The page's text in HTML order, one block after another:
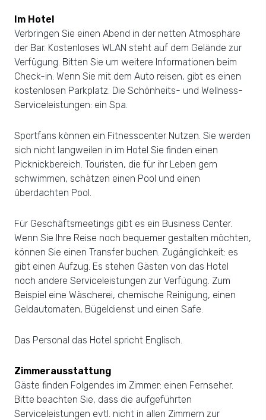
Im Hotel
Verbringen Sie einen Abend in der netten Atmosphäre
der Bar. Kostenloses WLAN steht auf dem Gelände zur
Verfügung. Bitten Sie um weitere Informationen beim
Check-in. Wenn Sie mit dem Auto reisen, gibt es einen
kostenlosen Parkplatz. Die Schönheits- und Wellness-
Serviceleistungen: ein Spa.
Sportfans können ein Fitnesscenter Nutzen. Sie werden
sich nicht langweilen in im Hotel Sie finden einen
Picknickbereich. Touristen, die für ihr Leben gern
schwimmen, schätzen einen Pool und einen
überdachten Pool.
Für Geschäftsmeetings gibt es ein Business Center.
Wenn Sie Ihre Reise noch bequemer gestalten möchten,
können Sie einen Transfer buchen. Zugänglichkeit: es
gibt einen Aufzug. Es stehen Gästen von das Hotel
noch andere Serviceleistungen zur Verfügung. Zum
Beispiel eine Wäscherei, chemische Reinigung, einen
Geldautomaten, Bügeldienst und einen Safe.
Das Personal das Hotel spricht Englisch.
Zimmerausstattung
Gäste finden Folgendes im Zimmer: einen Fernseher.
Bitte beachten Sie, dass die aufgeführten
Serviceleistungen evtl. nicht in allen Zimmern zur